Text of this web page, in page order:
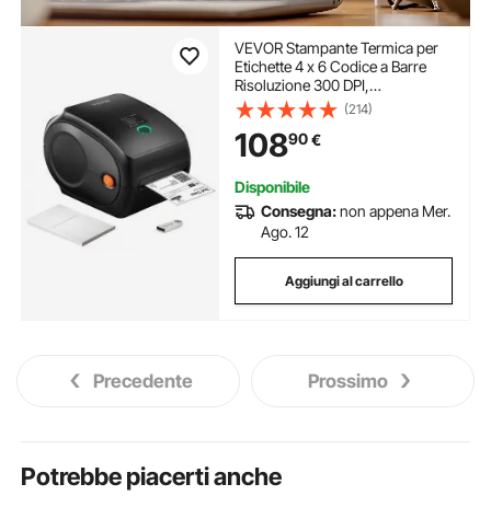
VEVOR Stampante Termica per
Etichette 4 x 6 Codice a Barre
Risoluzione 300 DPI,
Connessione USB / Bluetooth,
Etichettatrice Termica 150 mm/s
Compatibile a
IOS/Android/Windows/MAC
OS/Linux/Chromebook
(214)
10890€
Disponibile
Consegna:non appena Mer.
Ago. 12
Aggiungi al carrello
Precedente Prossimo
Potrebbe piacerti anche